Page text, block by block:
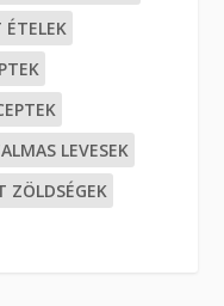
LEVESEK
ZÖLDSÉGEK